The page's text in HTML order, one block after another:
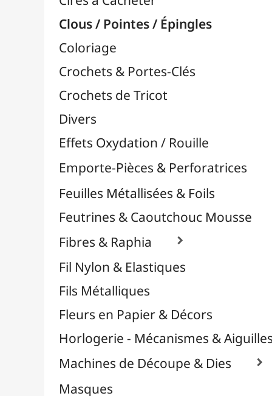
Masques
Massicots & Lames
Oeillets & Rivets
Petites Pinces
Plantes & Jardin
Plastique Fou
Poncage / Émeri
Quilling / Pliage
Reliure & Cinch
Sable, Strass & Paillettes 
Savons
Serviettes
Sublimation
Tampons et Encreurs 
Washi Tape / Masking Tape
EFCOLOR - Émaux à Froid
Médiums, Vernis & Colles
Modelage / Sculpture
Peintures / Couleurs